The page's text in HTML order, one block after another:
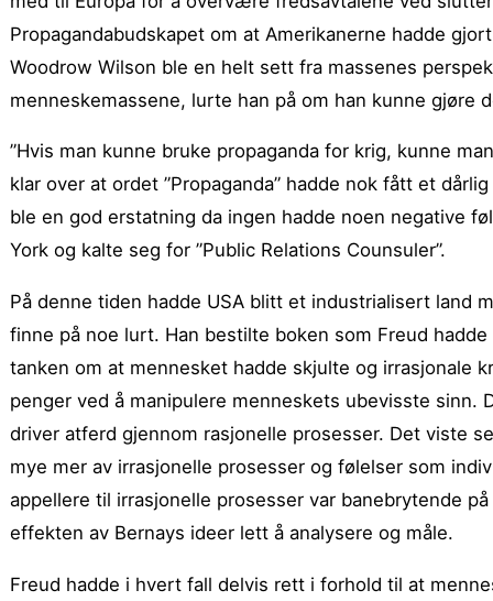
Propagandabudskapet om at Amerikanerne hadde
Woodrow Wilson ble en helt sett fra massenes
menneskemassene, lurte han på om han kunne gjøre
”Hvis man kunne bruke propaganda for krig, kunne
klar over at ordet ”Propaganda” hadde nok fått et
ble en god erstatning da ingen hadde noen negative
York og kalte seg for ”Public Relations Counsuler”.
På denne tiden hadde USA blitt et industrialisert land
finne på noe lurt. Han bestilte boken som Freud
tanken om at mennesket hadde skjulte og irrasjonale
penger ved å manipulere menneskets ubevisste
driver atferd gjennom rasjonelle prosesser. Det viste
mye mer av irrasjonelle prosesser og følelser som
appellere til irrasjonelle prosesser var banebrytende
effekten av Bernays ideer lett å analysere og måle.
Freud hadde i hvert fall delvis rett i forhold til at